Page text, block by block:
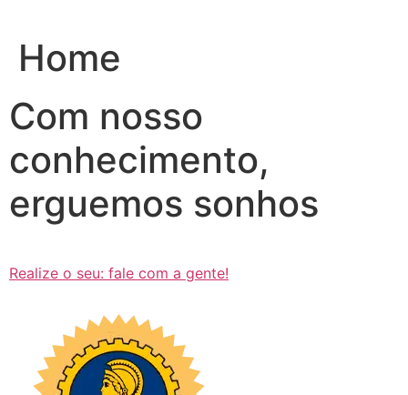
conteúdo
Home
Com nosso
conhecimento,
erguemos sonhos
Realize o seu: fale com a gente!